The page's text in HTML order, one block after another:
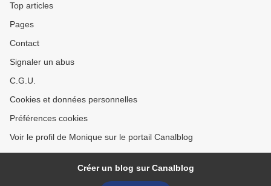
Top articles
Pages
Contact
Signaler un abus
C.G.U.
Cookies et données personnelles
Préférences cookies
Voir le profil de Monique sur le portail Canalblog
Créer un blog sur Canalblog